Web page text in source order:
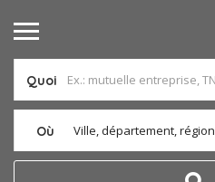
Quoi
Où Ville, département, région